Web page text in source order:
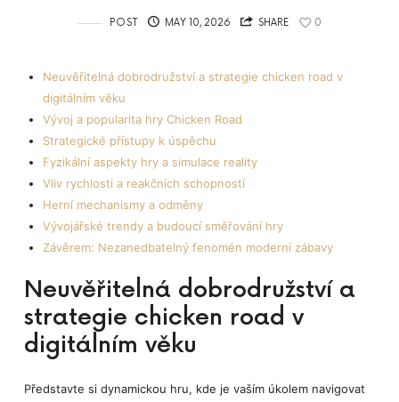
POST MAY 10, 2026 SHARE 0
Neuvěřitelná dobrodružství a strategie chicken road v
digitálním věku
Vývoj a popularita hry Chicken Road
Strategické přístupy k úspěchu
Fyzikální aspekty hry a simulace reality
Vliv rychlosti a reakčních schopností
Herní mechanismy a odměny
Vývojářské trendy a budoucí směřování hry
Závěrem: Nezanedbatelný fenomén moderní zábavy
Neuvěřitelná dobrodružství a
strategie chicken road v
digitálním věku
Představte si dynamickou hru, kde je vaším úkolem navigovat